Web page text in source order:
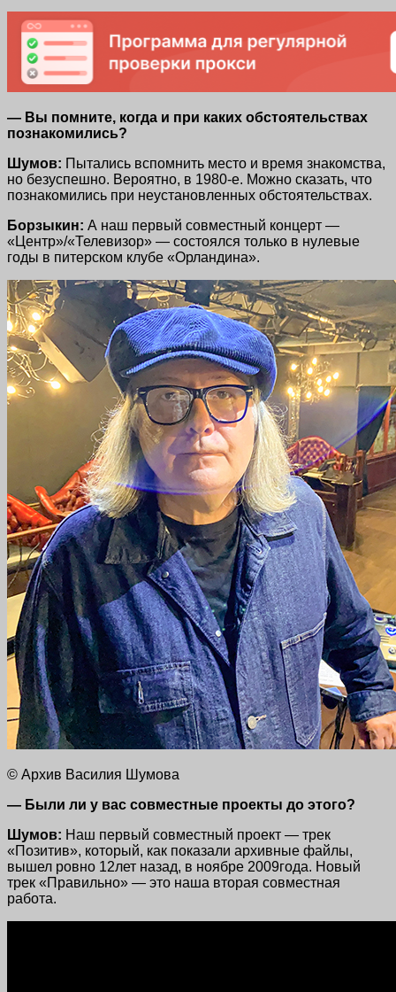
— Вы помните, когда и при каких обстоятельствах
познакомились?
Шумов: Пытались вспомнить место и время знакомства,
но безуспешно. Вероятно, в 1980-е. Можно сказать, что
познакомились при неустановленных обстоятельствах.
Борзыкин: А наш первый совместный концерт —
«Центр»/«Телевизор» — состоялся только в нулевые
годы в питерском клубе «Орландина».
© Архив Василия Шумова
— Были ли у вас совместные проекты до этого?
Шумов: Наш первый совместный проект — трек
«Позитив», который, как показали архивные файлы,
вышел ровно 12лет назад, в ноябре 2009года. Новый
трек «Правильно» — это наша вторая совместная
работа.